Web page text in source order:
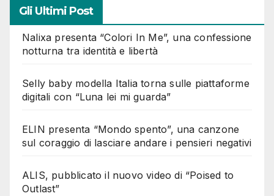
Gli Ultimi Post
Nalixa presenta “Colori In Me”, una confessione
notturna tra identità e libertà
Selly baby modella Italia torna sulle piattaforme
digitali con “Luna lei mi guarda”
ELIN presenta “Mondo spento”, una canzone
sul coraggio di lasciare andare i pensieri negativi
ALIS, pubblicato il nuovo video di “Poised to
Outlast”